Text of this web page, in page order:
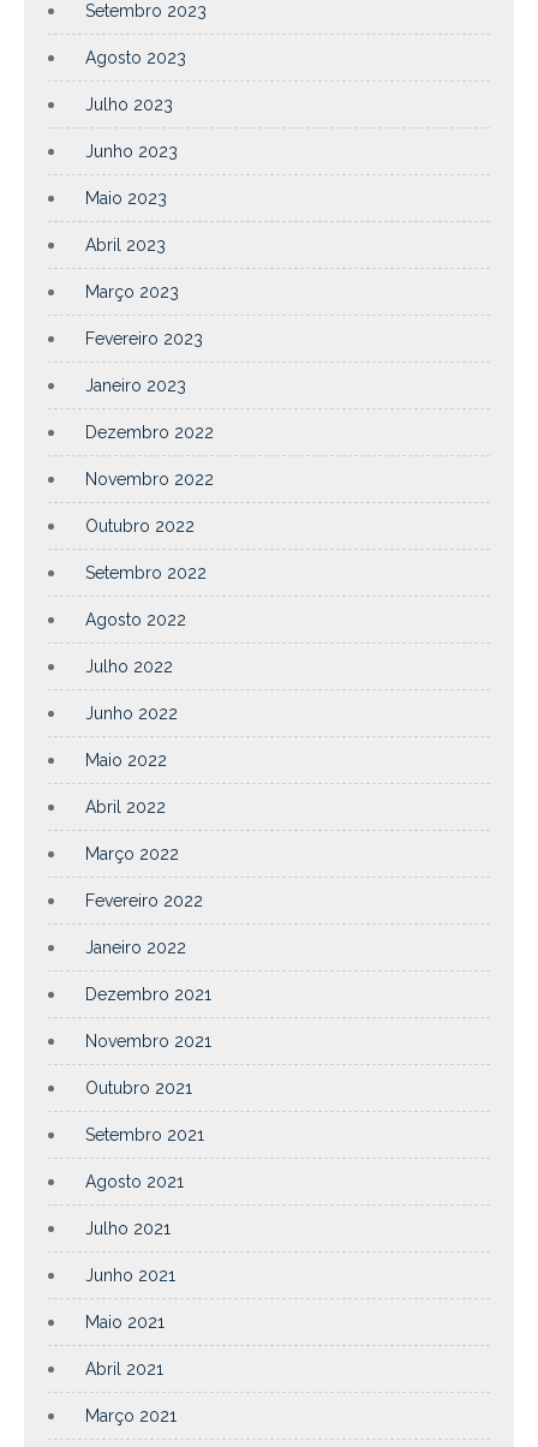
Setembro 2023
Agosto 2023
Julho 2023
Junho 2023
Maio 2023
Abril 2023
Março 2023
Fevereiro 2023
Janeiro 2023
Dezembro 2022
Novembro 2022
Outubro 2022
Setembro 2022
Agosto 2022
Julho 2022
Junho 2022
Maio 2022
Abril 2022
Março 2022
Fevereiro 2022
Janeiro 2022
Dezembro 2021
Novembro 2021
Outubro 2021
Setembro 2021
Agosto 2021
Julho 2021
Junho 2021
Maio 2021
Abril 2021
Março 2021